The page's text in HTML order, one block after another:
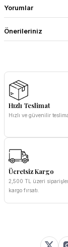
Yorumlar
Önerileriniz
Hızlı Teslimat
Hızlı ve güvenilir
Ücretsiz Kargo
2,500 TL üzeri
kargo fırsatı.